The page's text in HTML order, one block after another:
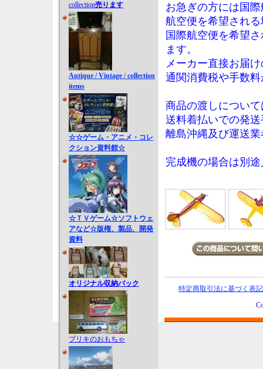
collection売ります
Antique / Vintage / collection
items
☆☆ゲーム・アニメ・コレ
クション資料館☆
☆ＴＶゲーム☆ソフトウェ
アなど☆版権、製品、開発
資料
オリジナル収納バック
ブリキのおもちゃ
お急ぎの方には国
航空便を希望され
国際航空便を希望
ます。
メーカー直接お届
通関消費税や手数
商品の渡しについ
送料着払いでの発
離島沖縄及び運送
完成機の場合は別
特定商取引法に基づく表記